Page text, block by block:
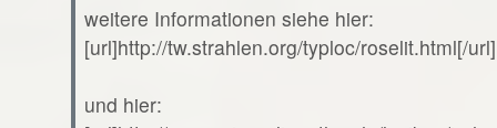
weitere Informationen siehe hier:
[url]http://tw.strahlen.org/typloc/roselit.html[/url]
und hier: